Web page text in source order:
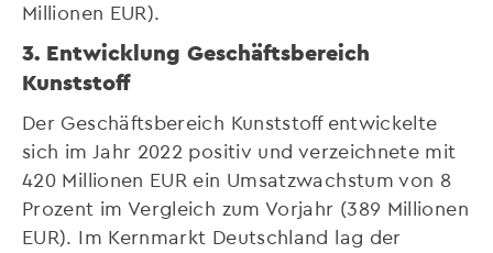
Millionen EUR).
3. Entwicklung Geschäftsbereich
Kunststoff
Der Geschäftsbereich Kunststoff entwickelte
sich im Jahr 2022 positiv und verzeichnete mit
420 Millionen EUR ein Umsatzwachstum von 8
Prozent im Vergleich zum Vorjahr (389 Millionen
EUR). Im Kernmarkt Deutschland lag der